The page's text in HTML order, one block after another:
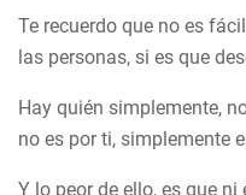
Te recuerdo que no es
las personas, si es que
Hay quién simplemente,
no es por ti, simplemente
Y lo peor de ello, es que ni